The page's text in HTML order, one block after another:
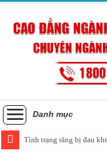
Danh mục
Tình trạng răng bị đau